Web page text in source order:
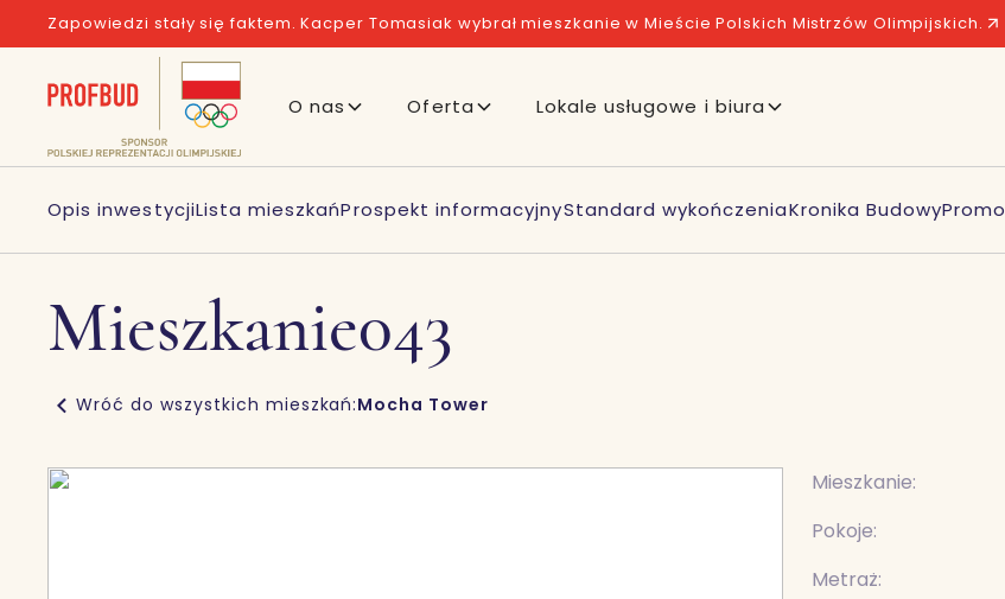
Zapowiedzi stały się faktem. Kacper Tomasiak wybrał mieszkanie w Mieście Polskich Mistrzów Olimpijskich.
O nas Oferta Lokale usługowe i biura
Opis inwestycjiLista mieszkańProspekt informacyjnyStandard wykończeniaKronika BudowyPromo
Mieszkanie043
Wróć do wszystkich mieszkań:Mocha Tower
Mieszkanie:
Pokoje:
Metraż: